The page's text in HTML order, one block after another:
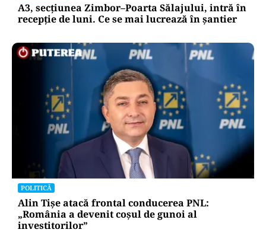
A3, secțiunea Zimbor–Poarta Sălajului, intră în
recepție de luni. Ce se mai lucrează în șantier
POLITICĂ
Alin Tișe atacă frontal conducerea PNL:
„România a devenit coșul de gunoi al
investitorilor”